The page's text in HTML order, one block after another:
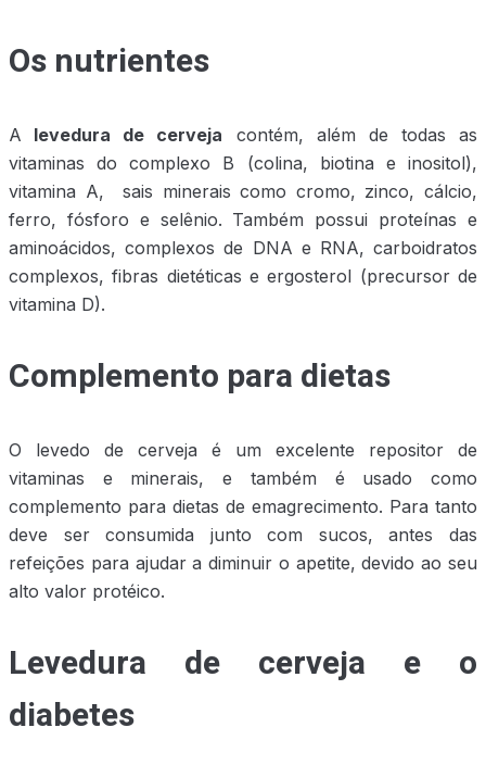
Os nutrientes
A levedura de cerveja contém, além de todas as
vitaminas do complexo B (colina, biotina e inositol),
vitamina A, sais minerais como cromo, zinco, cálcio,
ferro, fósforo e selênio. Também possui proteínas e
aminoácidos, complexos de DNA e RNA, carboidratos
complexos, fibras dietéticas e ergosterol (precursor de
vitamina D).
Complemento para dietas
O levedo de cerveja é um excelente repositor de
vitaminas e minerais, e também é usado como
complemento para dietas de emagrecimento. Para tanto
deve ser consumida junto com sucos, antes das
refeições para ajudar a diminuir o apetite, devido ao seu
alto valor protéico.
Levedura de cerveja e o
diabetes